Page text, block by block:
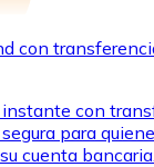
con
con
para
cuenta bancaria.